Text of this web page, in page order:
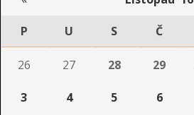
P U S Č
26 27 28 29
3 4 5 6